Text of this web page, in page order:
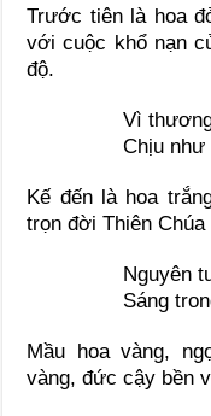
Trước tiên là hoa
với cuộc khổ nạn
độ.
Vì
Chịu như
Kế đến là hoa
trọn đời Thiên
Nguyên
Sáng
Mầu hoa vàng,
vàng, đức cậy bền